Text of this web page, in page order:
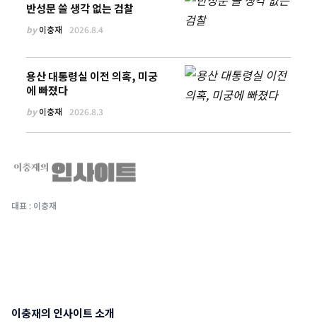
반성문 쓸 생각 없는 검찰
by이충재 2026.8.4
용산 대통령실 이전 의혹, 미궁
에 빠졌다
by이충재 2026.8.3
대표 : 이충재
이충재의 인사이트 소개